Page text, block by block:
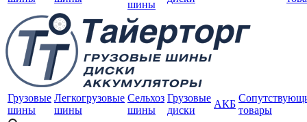
шины
Грузовые
шины
Легкогрузовые
шины
Сельхоз
шины
Грузовые
диски
АКБ
товары